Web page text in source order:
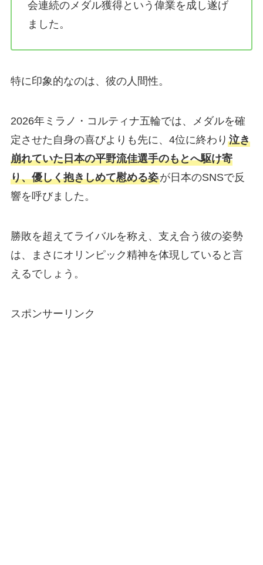
会連続のメダル獲得という偉業を成し遂げ
ました。
特に印象的なのは、彼の人間性。
2026年ミラノ・コルティナ五輪では、メダルを確
定させた自身の喜びよりも先に、4位に終わり 泣き
崩れていた日本の平野流佳選手のもとへ駆け寄
り、優しく抱きしめて慰める姿が日本のSNSで反
響を呼びました。
勝敗を超えてライバルを称え、支え合う彼の姿勢
は、まさにオリンピック精神を体現していると言
えるでしょう。
スポンサーリンク